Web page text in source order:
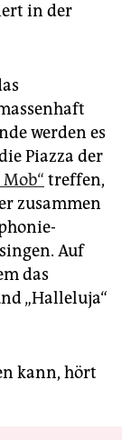
in der
werden es
Piazza der
treffen,
zusammen
Auf
das
„Halleluja“
kann, hört